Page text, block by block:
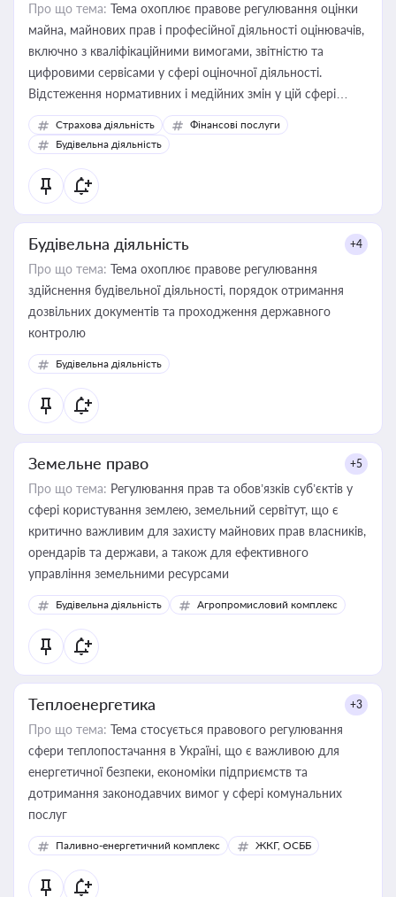
Про що тема: Тема охоплює правове регулювання оцінки
майна, майнових прав і професійної діяльності оцінювачів,
включно з кваліфікаційними вимогами, звітністю та
цифровими сервісами у сфері оціночної діяльності.
Відстеження нормативних і медійних змін у цій сфері
корисне для власника бізнесу, керівника, юриста або
бухгалтера під час оподаткування, приватизації, оренди
державного майна, корпоративних угод і перевірки
статусу суб'єктів оціночної діяльності
Страхова діяльність
Фінансові послуги
Будівельна діяльність
Будівельна діяльність +4
Про що тема: Тема охоплює правове регулювання
здійснення будівельної діяльності, порядок отримання
дозвільних документів та проходження державного
контролю
Будівельна діяльність
Земельне право +5
Про що тема: Регулювання прав та обов’язків суб’єктів у
сфері користування землею, земельний сервітут, що є
критично важливим для захисту майнових прав власників,
орендарів та держави, а також для ефективного
управління земельними ресурсами
Будівельна діяльність Агропромисловий комплекс
Теплоенергетика +3
Про що тема: Тема стосується правового регулювання
сфери теплопостачання в Україні, що є важливою для
енергетичної безпеки, економіки підприємств та
дотримання законодавчих вимог у сфері комунальних
послуг
Паливно-енергетичний комплекс ЖКГ, ОСББ